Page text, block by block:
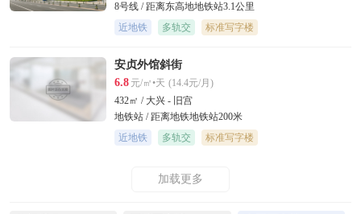
8号线 / 距离东高地地铁站3.1公里
近地铁
多轨交 标准写字楼
安贞外馆斜街
6.8 元/㎡•天 (14.4元/月)
432㎡ / 大兴 - 旧宫
地铁站 / 距离地铁地铁站200米
近地铁
多轨交 标准写字楼
加载更多